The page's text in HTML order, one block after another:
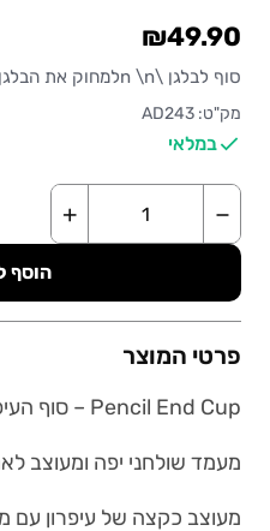
₪49.90
סוף לבלגן \n \nלמחוק את הבלגן מהשולחן
מק"ט: AD243
במלאי
−
+
הוסף
פרטי המוצר
Pencil End Cup – סוף העיפרון
מעמד שולחני יפה ומעוצב
מעוצב כקצה של עיפרון עם